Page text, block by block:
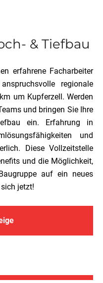
& Tiefbau
erfahrene Facharbeiter
regionale
um Kupferzell. Werden
und bringen Sie Ihre
ein. Erfahrung in
und
Diese Vollzeitstelle
und die Möglichkeit,
auf ein neues
jetzt!